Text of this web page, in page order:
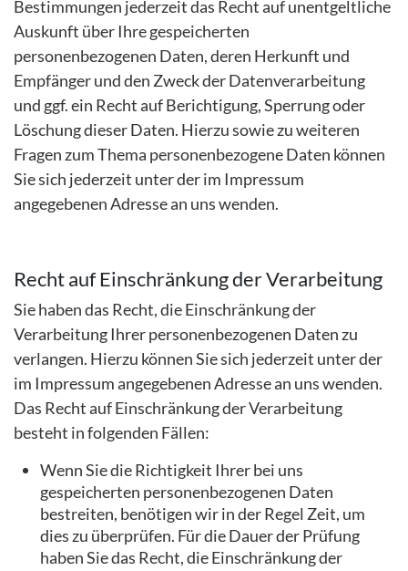
Bestimmungen jederzeit das Recht auf unentgeltliche
Auskunft über Ihre gespeicherten
personenbezogenen Daten, deren Herkunft und
Empfänger und den Zweck der Datenverarbeitung
und ggf. ein Recht auf Berichtigung, Sperrung oder
Löschung dieser Daten. Hierzu sowie zu weiteren
Fragen zum Thema personenbezogene Daten können
Sie sich jederzeit unter der im Impressum
angegebenen Adresse an uns wenden.
Recht auf Einschränkung der Verarbeitung
Sie haben das Recht, die Einschränkung der
Verarbeitung Ihrer personenbezogenen Daten zu
verlangen. Hierzu können Sie sich jederzeit unter der
im Impressum angegebenen Adresse an uns wenden.
Das Recht auf Einschränkung der Verarbeitung
besteht in folgenden Fällen:
Wenn Sie die Richtigkeit Ihrer bei uns
gespeicherten personenbezogenen Daten
bestreiten, benötigen wir in der Regel Zeit, um
dies zu überprüfen. Für die Dauer der Prüfung
haben Sie das Recht, die Einschränkung der